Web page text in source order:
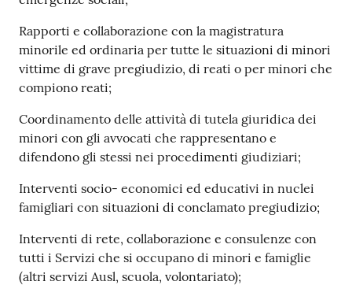
Rapporti e collaborazione con la magistratura
minorile ed ordinaria per tutte le situazioni di minori
vittime di grave pregiudizio, di reati o per minori che
compiono reati;
Coordinamento delle attività di tutela giuridica dei
minori con gli avvocati che rappresentano e
difendono gli stessi nei procedimenti giudiziari;
Interventi socio- economici ed educativi in nuclei
famigliari con situazioni di conclamato pregiudizio;
Interventi di rete, collaborazione e consulenze con
tutti i Servizi che si occupano di minori e famiglie
(altri servizi Ausl, scuola, volontariato);